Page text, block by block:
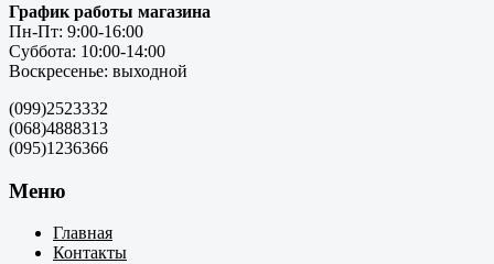
График работы магазина
Пн-Пт: 9:00-16:00
Суббота: 10:00-14:00
Воскресенье: выходной
(099)2523332
(068)4888313
(095)1236366
Меню
Главная
Контакты